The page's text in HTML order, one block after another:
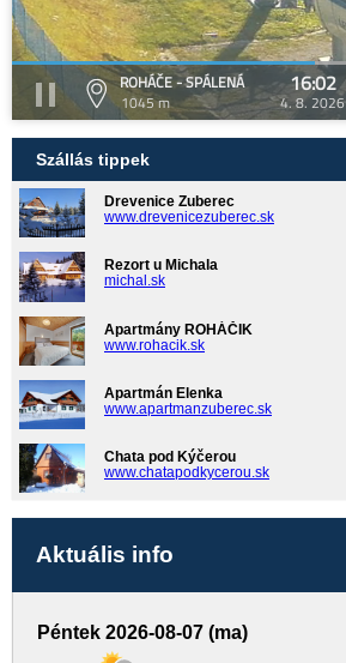
ROHÁČE - SPÁLENÁ
1045 m
16:02
4. 8. 2026
Szállás tippek
Drevenice Zuberec
www.drevenicezuberec.sk
Rezort u Michala
michal.sk
Apartmány ROHÁČIK
www.rohacik.sk
Apartmán Elenka
www.apartmanzuberec.sk
Chata pod Kýčerou
www.chatapodkycerou.sk
Aktuális info
Péntek 2026-08-07 (ma)